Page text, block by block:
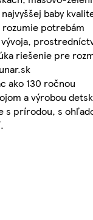
baby
rozumie potrebám
riešenie pre
ako 130 ročnou
a výrobou
s prírodou, s